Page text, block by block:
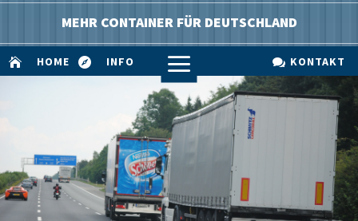
MEHR CONTAINER FÜR DEUTSCHLAND
 HOME  INFO a  KONTAKT